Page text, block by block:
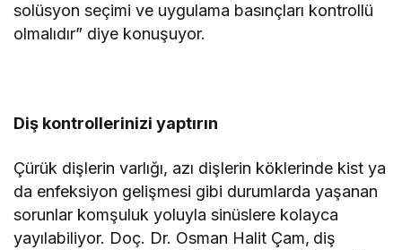
solüsyon seçimi ve uygulama basınçları kontrollü
olmalıdır” diye konuşuyor.
Diş kontrollerinizi yaptırın
Çürük dişlerin varlığı, azı dişlerin köklerinde kist ya
da enfeksiyon gelişmesi gibi durumlarda yaşanan
sorunlar komşuluk yoluyla sinüslere kolayca
yayılabiliyor. Doç. Dr. Osman Halit Çam, diş